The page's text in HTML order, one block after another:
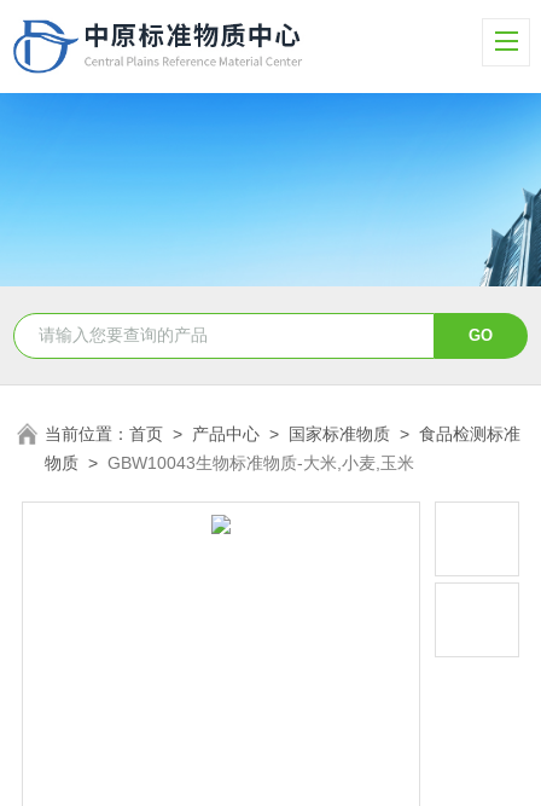
当前位置：首页 > 产品中心 > 国家标准物质 >食品检测标准
物质 >GBW10043生物标准物质-大米,小麦,玉米